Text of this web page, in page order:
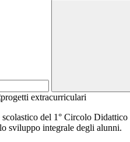
del 1° Circolo
sviluppo integrale degli alunni.